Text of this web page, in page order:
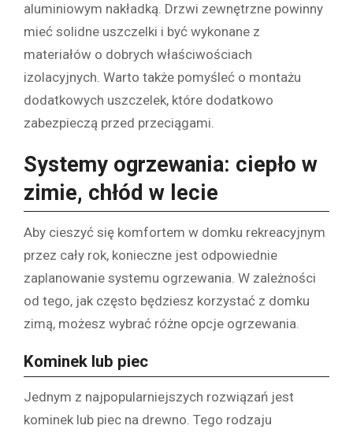
aluminiowym nakładką. Drzwi zewnętrzne powinny
mieć solidne uszczelki i być wykonane z
materiałów o dobrych właściwościach
izolacyjnych. Warto także pomyśleć o montażu
dodatkowych uszczelek, które dodatkowo
zabezpieczą przed przeciągami.
Systemy ogrzewania: ciepło w
zimie, chłód w lecie
Aby cieszyć się komfortem w domku rekreacyjnym
przez cały rok, konieczne jest odpowiednie
zaplanowanie systemu ogrzewania. W zależności
od tego, jak często będziesz korzystać z domku
zimą, możesz wybrać różne opcje ogrzewania.
Kominek lub piec
Jednym z najpopularniejszych rozwiązań jest
kominek lub piec na drewno. Tego rodzaju